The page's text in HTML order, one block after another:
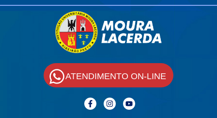
ATENDIMENTO ON-LINE